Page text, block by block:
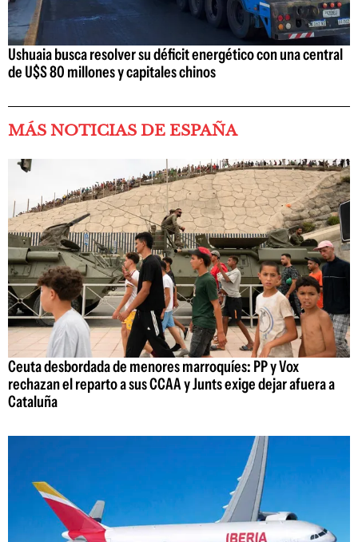
Ushuaia busca resolver su déficit energético con una central
de U$S 80 millones y capitales chinos
MÁS NOTICIAS DE ESPAÑA
Ceuta desbordada de menores marroquíes: PP y Vox
rechazan el reparto a sus CCAA y Junts exige dejar afuera a
Cataluña